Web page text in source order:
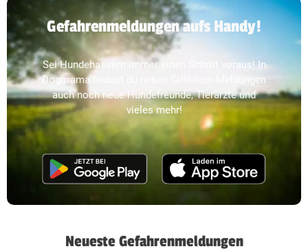
Gefahrenmeldungen aufs Handy!
Sei Hundehassern immer einen Schritt voraus! In
Dogorama findest du neben Giftköder-Meldungen
auch noch neue Hundefreunde, Tierärzte und
vieles mehr!
Neueste Gefahrenmeldungen